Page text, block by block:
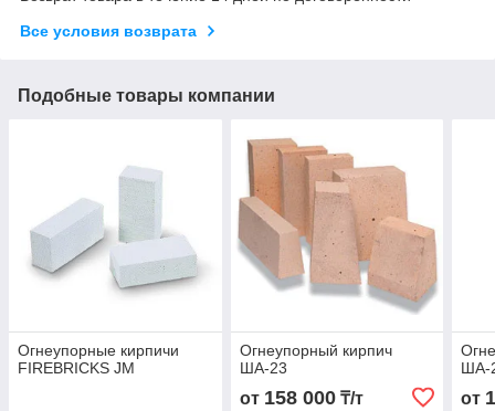
Все условия возврата
Подобные товары компании
Огнеупорные кирпичи
FIREBRICKS JM
Огнеупорный кирпич
ША-23
от 158 000₸/т
ША-
от